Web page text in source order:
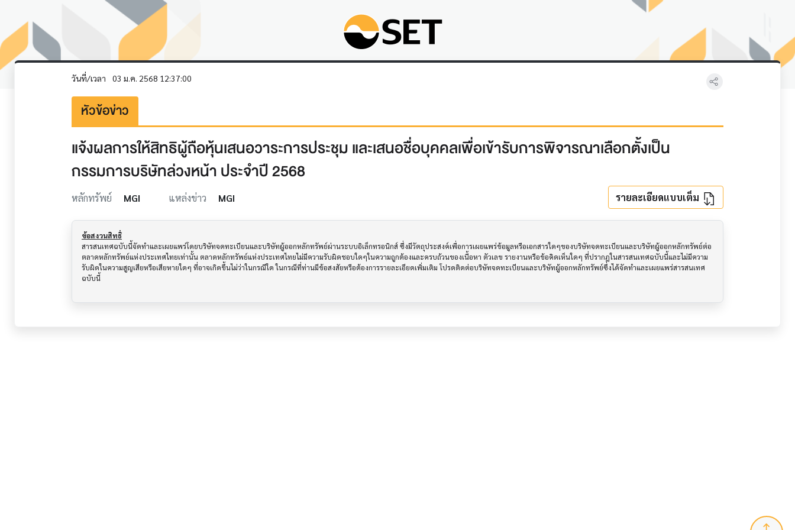
วันที่/เวลา 03 ม.ค. 2568 12:37:00
หัวข้อข่าว
แจ้งผลการให้สิทธิผู้ถือหุ้นเสนอวาระการประชุม และเสนอชื่อบุคคลเพื่อเข้ารับการพิจารณาเลือกตั้งเป็น
กรรมการบริษัทล่วงหน้า ประจำปี 2568
หลักทรัพย์ MGI แหล่งข่าว MGI รายละเอียดแบบเต็ม
ข้อสงวนสิทธิ์
สารสนเทศฉบับนี้จัดทำและเผยแพร่โดยบริษัทจดทะเบียนและบริษัทผู้ออกหลักทรัพย์ผ่านระบบอิเล็กทรอนิกส์ ซึ่งมีวัตถุประสงค์เพื่อการเผยแพร่ข้อมูลหรือเอกสารใดๆของบริษัทจดทะเบียนและบริษัทผู้ออกหลักทรัพย์ต่อ
ตลาดหลักทรัพย์แห่งประเทศไทยเท่านั้น ตลาดหลักทรัพย์แห่งประเทศไทยไม่มีความรับผิดชอบใดๆในความถูกต้องและครบถ้วนของเนื้อหา ตัวเลข รายงานหรือข้อคิดเห็นใดๆ ที่ปรากฎในสารสนเทศฉบับนี้และไม่มีความ
รับผิดในความสูญเสียหรือเสียหายใดๆ ที่อาจเกิดขึ้นไม่ว่าในกรณีใด ในกรณีที่ท่านมีข้อสงสัยหรือต้องการรายละเอียดเพิ่มเติม โปรดติดต่อบริษัทจดทะเบียนและบริษัทผู้ออกหลักทรัพย์ซึ่งได้จัดทำและเผยแพร่สารสนเทศ
ฉบับนี้